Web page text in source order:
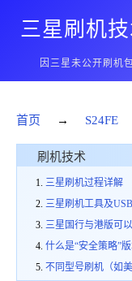
三星刷机技
因三星未公开刷机
首页 → S24FE
刷机技术
三星刷机过程详解
三星刷机工具及
三星国行与港版可
什么是“安全策略”
不同型号刷机（如